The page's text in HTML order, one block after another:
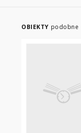
OBIEKTY podobne